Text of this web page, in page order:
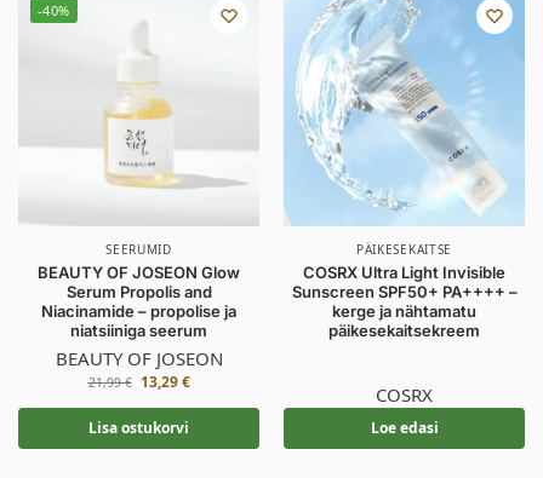
-40%
SEERUMID
BEAUTY OF JOSEON Glow
Serum Propolis and
Niacinamide – propolise ja
niatsiiniga seerum
BEAUTY OF JOSEON
21,99€ 13,29€
Lisa ostukorvi
PÄIKESEKAITSE
COSRX Ultra Light Invisible
Sunscreen SPF50+ PA++++ –
kerge ja nähtamatu
päikesekaitsekreem
COSRX
Loe edasi